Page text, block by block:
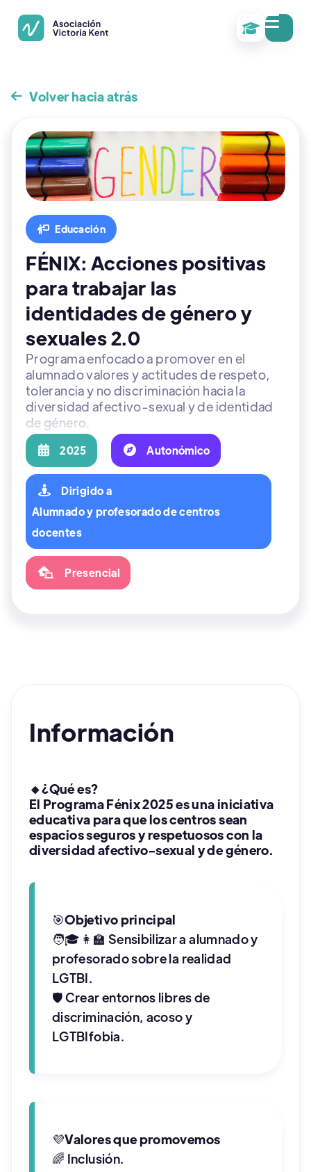

 Volver hacia atrás
 Educación
FÉNIX: Acciones positivas
para trabajar las
identidades de género y
sexuales 2.0
Programa enfocado a promover en el
alumnado valores y actitudes de respeto,
tolerancia y no discriminación hacia la
diversidad afectivo-sexual y de identidad
de género.
 2025  Autonómico

Dirigido a
Alumnado y profesorado de centros
docentes
 Presencial
Información
🔸¿Qué es?
El Programa Fénix 2025 es una iniciativa
educativa para que los centros sean
espacios seguros y respetuosos con la
diversidad afectivo-sexual y de género.​
🎯Objetivo principal
🧑🎓👩🏫 Sensibilizar a alumnado y
profesorado sobre la realidad
LGTBI.​
🛡 Crear entornos libres de
discriminación, acoso y
LGTBIfobia.
💜Valores que promovemos
🌈 Inclusión.​